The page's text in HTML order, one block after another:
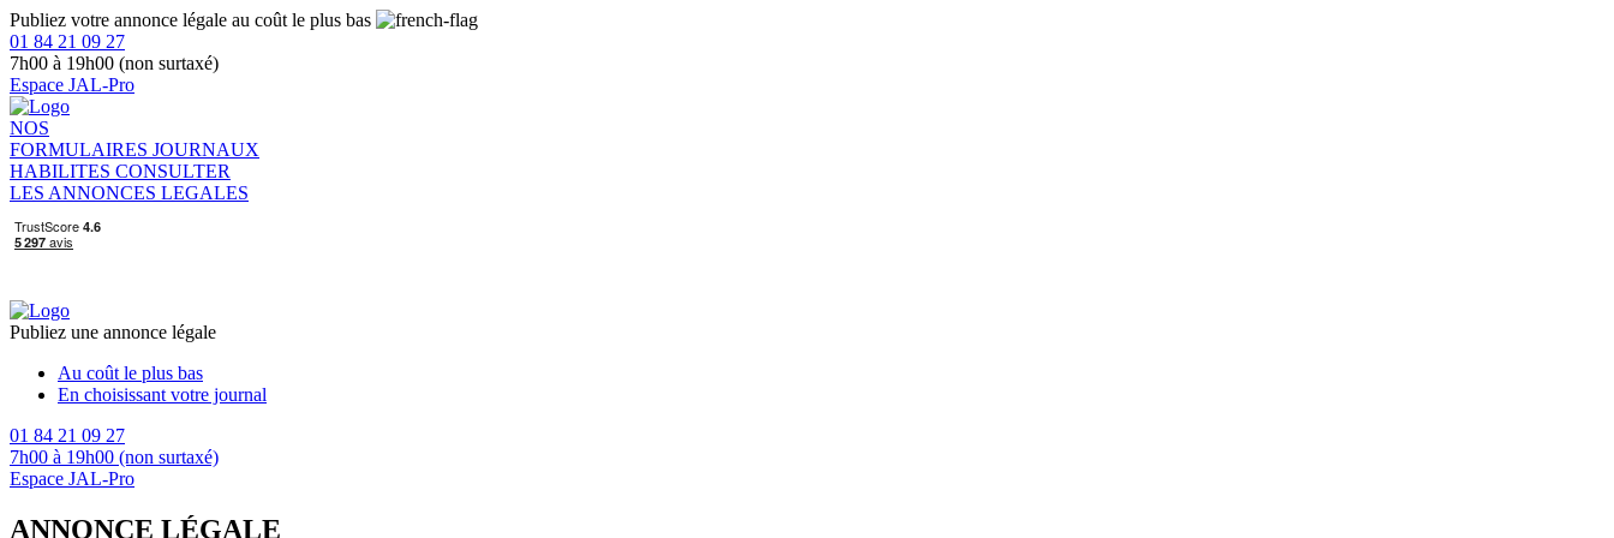
Publiez votre annonce légale au coût le plus bas
01 84 21 09 27
7h00 à 19h00 (non surtaxé)
Espace JAL-Pro
NOS
FORMULAIRES JOURNAUX
HABILITES CONSULTER
LES ANNONCES LEGALES
Publiez une annonce légale
Au coût le plus bas
En choisissant votre journal
01 84 21 09 27
7h00 à 19h00 (non surtaxé)
Espace JAL-Pro
ANNONCE LÉGALE